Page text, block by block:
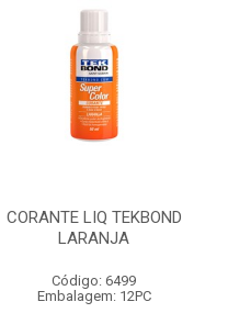
CORANTE LIQ TEKBOND
LARANJA
Código: 6499
Embalagem: 12PC